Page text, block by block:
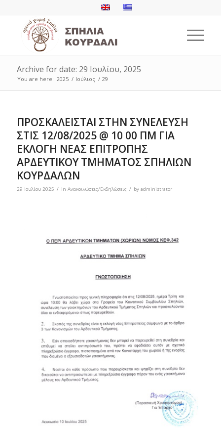
Archive for date: 29 Ιουλίου, 2025
You are here: 2025 / Ιούλιος / 29
ΠΡΟΣΚΑΛΕΙΣΤΑΙ ΣΤΗΝ ΣΥΝΕΛΕΥΣΗ
ΣΤΙΣ 12/08/2025 @ 10 00 ΠΜ ΓΙΑ
ΕΚΛΟΓΗ ΝΕΑΣ ΕΠΙΤΡΟΠΗΣ
ΑΡΔΕΥΤΙΚΟΥ ΤΜΗΜΑΤΟΣ ΣΠΗΛΙΩΝ
ΚΟΥΡΔΑΛΩΝ
29 Ιουλίου 2025 / in Ανακοινώσεις/Εκδηλώσεις / by administrator